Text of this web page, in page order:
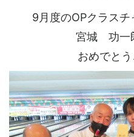
9月度のOPクラスチ
宮城 功一
おめでと